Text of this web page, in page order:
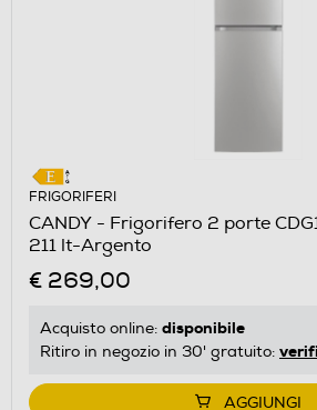
FRIGORIFERI
CANDY - Frigorifero 2 porte
211 lt-Argento
€ 269,00
Acquisto online: disponibile
Ritiro in negozio in 30' gratuito:
AGGIUNGI